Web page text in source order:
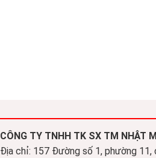
CÔNG TY TNHH TK SX TM NHẬT
Địa chỉ: 157 Đường số 1, phường 11,